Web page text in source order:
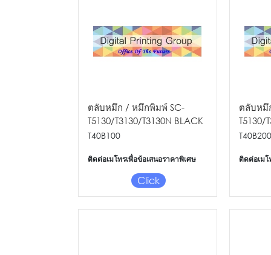
Click
ตลับหมึก / หมึกพิมพ์ SC-
T5130/T3130/T3130N BLACK
IC (80ML)
T40B100
ติดต่อเมโทรเพื่อข้อเสนอราคาพิเศษ
ตลับหมึ
T5130/
IC
T40B200
ติดต่อเมโ